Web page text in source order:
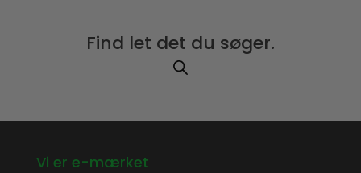
Find let det du søger.
Vi er e-mærket